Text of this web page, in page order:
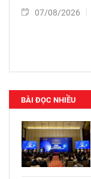
07/08/2026
BÀI ĐỌC NHIỀU